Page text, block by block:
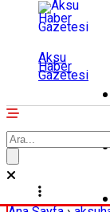
Aksu
Haber
Gazetesi